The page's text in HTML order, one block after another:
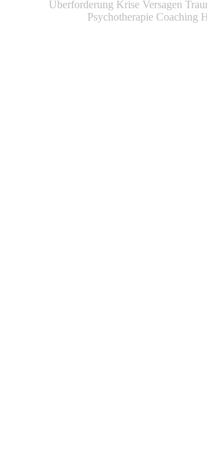
Überforderung Krise Versagen
Psychotherapie Coaching